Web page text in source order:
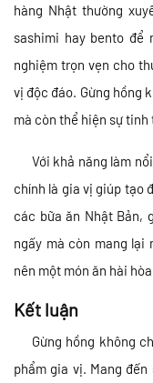
hàng Nhật thường
sashimi hay bento để
nghiệm trọn vẹn cho
vị độc đáo. Gừng hồng
mà còn thể hiện sự
Với khả năng làm
chính là gia vị giúp tạo
các bữa ăn Nhật Bản,
ngấy mà còn mang lại
nên một món ăn hài
Kết luận
Gừng hồng không
phẩm gia vị. Mang